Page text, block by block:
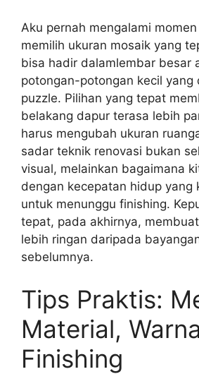
Aku pernah mengalami
memilih ukuran mosaik yang
bisa hadir dalamlembar besar
potongan-potongan kecil yang
puzzle. Pilihan yang tepat
belakang dapur terasa lebih
harus mengubah ukuran
sadar teknik renovasi bukan
visual, melainkan bagaimana
dengan kecepatan hidup yang
untuk menunggu finishing.
tepat, pada akhirnya,
lebih ringan daripada
sebelumnya.
Tips Praktis:
Material,
Finishing